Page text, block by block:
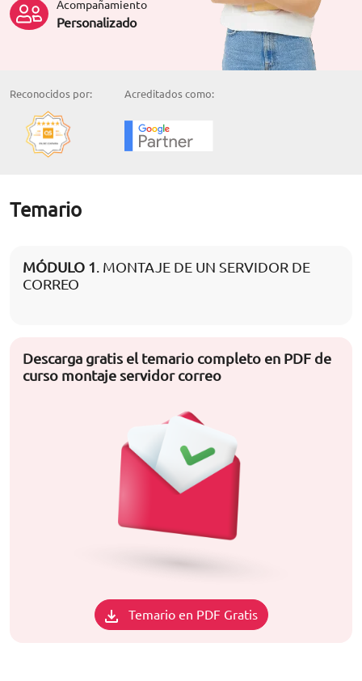
Acompañamiento
Personalizado
Reconocidos por: Acreditados como:
Temario
MÓDULO 1. MONTAJE DE UN SERVIDOR DE
CORREO
Descarga gratis el temario completo en PDF de
curso montaje servidor correo
Temario en PDF Gratis